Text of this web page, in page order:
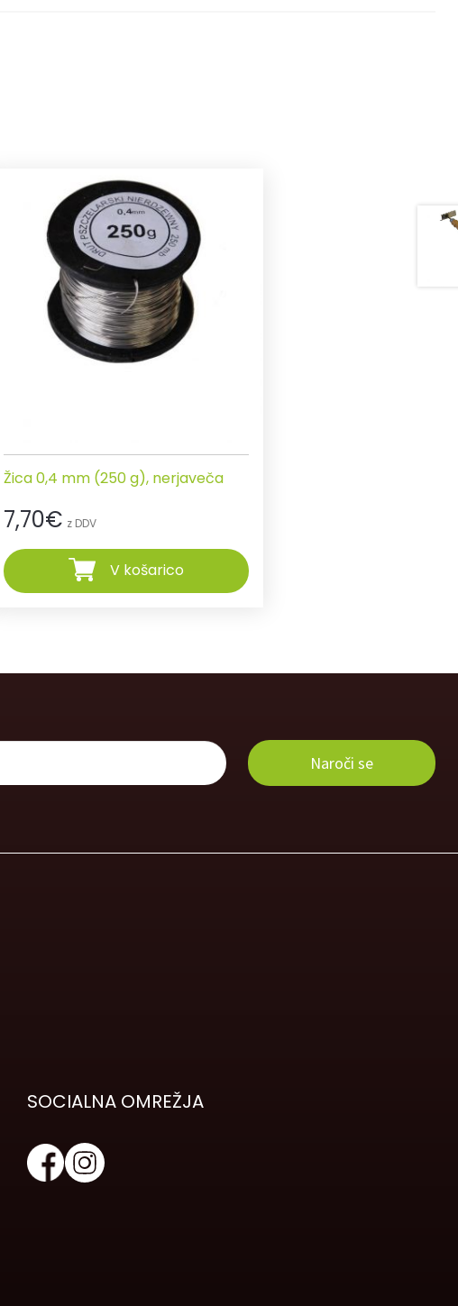
Žica 0,4 mm (250 g), nerjaveča
7,70€ z DDV
V košarico
SOCIALNA OMREŽJA